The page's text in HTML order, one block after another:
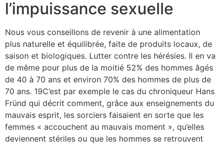
l’impuissance sexuelle
Nous vous conseillons de revenir à une alimentation
plus naturelle et équilibrée, faite de produits locaux, de
saison et biologiques. Lutter contre les hérésies. Il en va
de même pour plus de la moitié 52% des hommes âgés
de 40 à 70 ans et environ 70% des hommes de plus de
70 ans. 19C’est par exemple le cas du chroniqueur Hans
Fründ qui décrit comment, grâce aux enseignements du
mauvais esprit, les sorciers faisaient en sorte que les
femmes « accouchent au mauvais moment », qu’elles
deviennent stériles ou que les hommes se retrouvent